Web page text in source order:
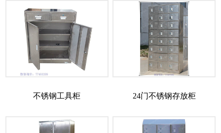
不锈钢工具柜 24门不锈钢存放柜